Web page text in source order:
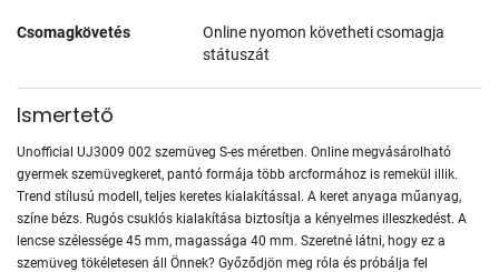
Csomagkövetés
Online nyomon követheti csomagja
státuszát
Ismertető
Unofficial UJ3009 002 szemüveg S-es méretben. Online megvásárolható
gyermek szemüvegkeret, pantó formája több arcformához is remekül illik.
Trend stílusú modell, teljes keretes kialakítással. A keret anyaga műanyag,
színe bézs. Rugós csuklós kialakítása biztosítja a kényelmes illeszkedést. A
lencse szélessége 45 mm, magassága 40 mm. Szeretné látni, hogy ez a
szemüveg tökéletesen áll Önnek? Győződjön meg róla és próbálja fel